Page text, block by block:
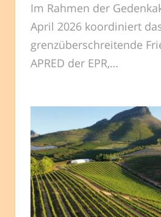
Im Rahmen der
April 2026 koordiniert
grenzüberschreitende
APRED der EPR,…